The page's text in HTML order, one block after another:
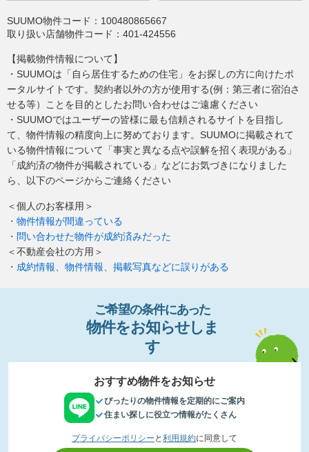
SUUMO物件コード： 100480865667
取り扱い店舗物件コード： 401-424556
【掲載物件情報について】
・SUUMOは「自ら居住するための住宅」をお探しの方に向けたポ
ータルサイトです。契約者以外の方が使用する(例：第三者に宿泊さ
せる等）ことを目的としたお問い合わせはご遠慮ください
・SUUMOではユーザーの皆様に最も信頼されるサイトを目指し
て、物件情報の精度向上に努めております。SUUMOに掲載されて
いる物件情報について「事実と異なる点や誤解を招く表現がある」
「成約済の物件が掲載されている」などにお気づきになりました
ら、以下のページからご連絡ください
＜個人のお客様用＞
・物件情報が間違っている
・問い合わせた物件が成約済みだった
＜不動産会社の方用＞
・成約情報、物件情報、掲載写真などに誤りがある
ご希望の条件にあった
物件をお知らせし ま
す
おすすめ物件をお知らせ
ぴったりの物件情報を定期的にご案内
住まい探しに役立つ情報がたくさん
プライバシーポリシー と 利用規約に同意して